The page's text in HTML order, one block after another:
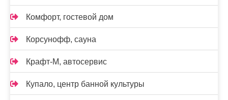
Комфорт, гостевой дом
Корсунофф, сауна
Крафт-М, автосервис
Купало, центр банной культуры